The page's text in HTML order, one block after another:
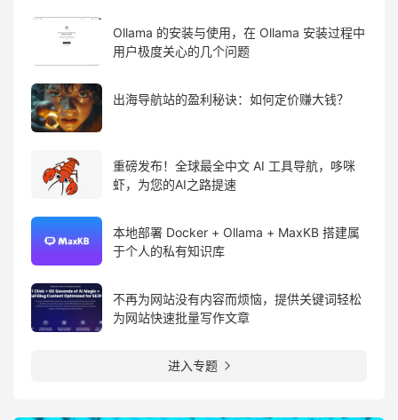
Ollama 的安装与使用，在 Ollama 安装过程中
用户极度关心的几个问题
出海导航站的盈利秘诀：如何定价赚大钱？
重磅发布！全球最全中文 AI 工具导航，哆咪
虾，为您的AI之路提速
本地部署 Docker + Ollama + MaxKB 搭建属
于个人的私有知识库
不再为网站没有内容而烦恼，提供关键词轻松
为网站快速批量写作文章
进入专题 